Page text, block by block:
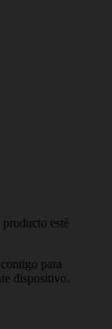
esté
para
dispositivo.